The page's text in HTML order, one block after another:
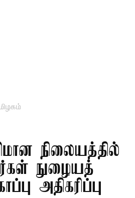
நிலையத்தில்
நுழையத்
அதிகரிப்பு